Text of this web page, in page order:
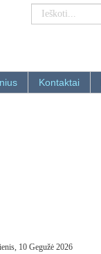
Kontaktai
10 Gegužė 2026